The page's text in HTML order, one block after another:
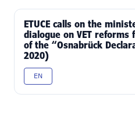
ETUCE calls on the
dialogue on VET
of the “Osnabrück
2020)
EN